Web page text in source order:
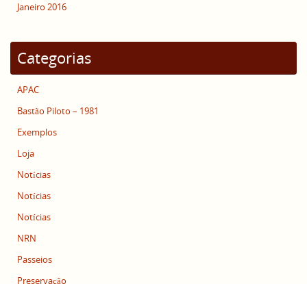
Janeiro 2016
Categorias
APAC
Bastão Piloto – 1981
Exemplos
Loja
Notícias
Notícias
Notícias
NRN
Passeios
Preservação